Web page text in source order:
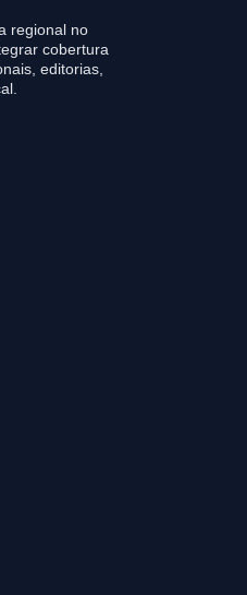
regional no
cobertura
editorias,